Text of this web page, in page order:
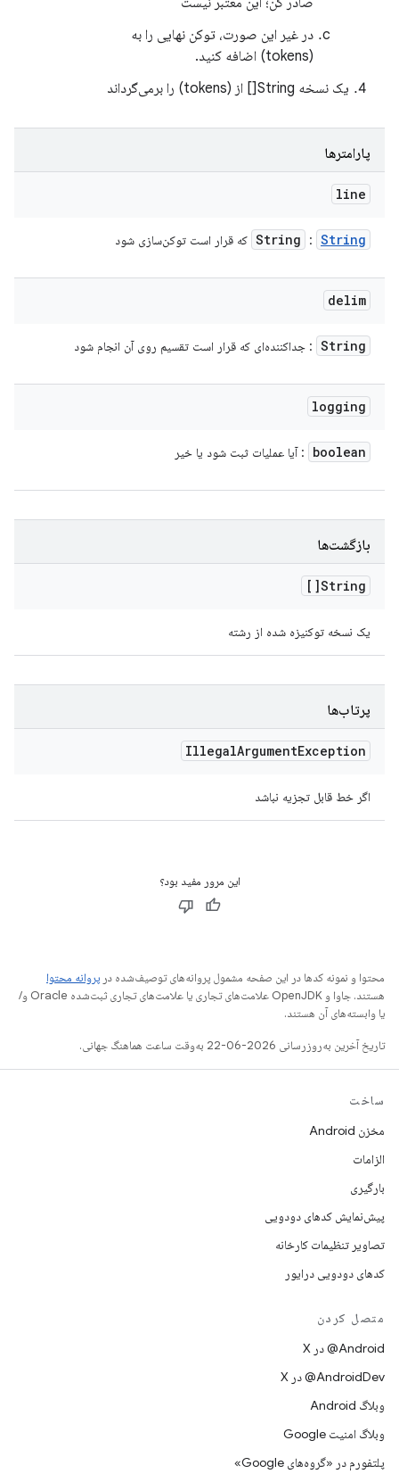
در غیر این صورت، توکن نهایی را به
(tokens) اضافه کنید.
یک نسخه String[] از (tokens) را برمی‌گرداند
پارامترها
line
String : String که قرار است توکن‌سازی شود
delim
String : جداکننده‌ای که قرار است تقسیم روی آن انجام شود
logging
boolean : آیا عملیات ثبت شود یا خیر
بازگشت‌ها
String[]
یک نسخه توکنیزه شده از رشته
پرتاب‌ها
IllegalArgumentException
اگر خط قابل تجزیه نباشد
این مرور مفید بود؟
محتوا و نمونه کدها در این صفحه مشمول پروانه‌های توصیف‌شده در پروانه محتوا
هستند. جاوا و OpenJDK علامت‌های تجاری یا علامت‌های تجاری ثبت‌شده Oracle و/
یا وابسته‌های آن هستند.
تاریخ آخرین به‌روزرسانی 2026-06-22 به‌وقت ساعت هماهنگ جهانی.
ساخت
مخزن Android
الزامات
بارگیری
پیش‌نمایش کدهای دودویی
تصاویر تنظیمات کارخانه
کدهای دودویی درایور
متصل کردن
‫‎@Android در X
‫‎@AndroidDev در X
وبلاگ Android
وبلاگ امنیت Google
پلتفورم در «گروه‌های Google»